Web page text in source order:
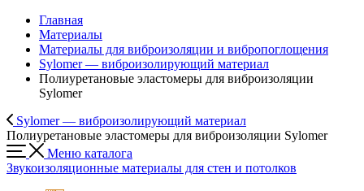
Главная
Материалы
Материалы для виброизоляции и вибропоглощения
Sylomer — виброизолирующий материал
Полиуретановые эластомеры для виброизоляции
Sylomer
Sylomer — виброизолирующий материал
Полиуретановые эластомеры для виброизоляции Sylomer
Меню каталога
Звукоизоляционные материалы для стен и потолков